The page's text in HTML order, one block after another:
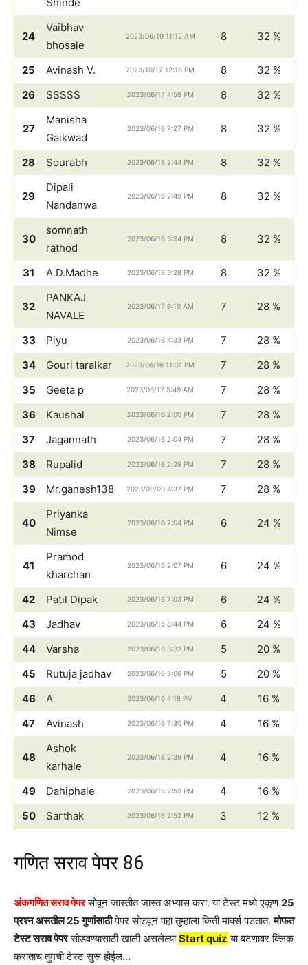
24
Vaibhav
bhosale
2023/06/19 11:12 AM 8 32 %
25 Avinash V. 2023/10/17 12:18 PM 8
32 %
26
SSSSS 2023/06/17 4:58 PM 8 32 %
27
Manisha
Gaikwad
2023/06/16 7:27 PM 8 32 %
28 Sourabh 2023/06/16 2:44 PM 8 32 %
29
Dipali
Nandanwa
2023/06/16 2:49 PM 8 32 %
30
somnath
rathod
2023/06/16 3:24 PM 8 32 %
31 A.D.Madhe 2023/06/16 3:28 PM 8 32 %
32
PANKAJ
NAVALE
2023/06/17 9:19 AM 7 28 %
33 Piyu 2023/06/16 4:33 PM 7
28 %
34
Gouri taralkar 2023/06/16 11:31 PM 7
28 %
35
Geeta p 2023/06/17 5:49 AM 7
28 %
36
Kaushal 2023/06/16 2:00 PM 7
28 %
37
Jagannath 2023/06/16 2:04 PM 7
28 %
38
Rupalid 2023/06/16 2:29 PM 7
28 %
39
Mr.ganesh138 2023/09/03 4:37 PM 7 28 %
40
Priyanka
Nimse
2023/06/16 2:04 PM 6 24 %
41
Pramod
kharchan
2023/06/16 2:07 PM 6 24 %
42 Patil Dipak 2023/06/16 7:03 PM 6
24 %
43
Jadhav 2023/06/16 8:44 PM 6
24 %
44
Varsha 2023/06/16 3:32 PM 5
20 %
45
Rutuja jadhav 2023/06/16 3:06 PM 5
20 %
46
A 2023/06/16 4:18 PM 4
16 %
47
Avinash 2023/06/16 7:30 PM 4 16 %
48
Ashok
karhale
2023/06/16 2:39 PM 4 16 %
49 Dahiphale 2023/06/16 2:59 PM 4
16 %
50
Sarthak 2023/06/16 2:52 PM 3 12 %
गणित सराव पेपर 86
अंकगणित सराव पेपरसोवून जास्तीत जास्त अभ्यास करा. या टेस्ट मध्ये एकूण25
प्रश्न असतील 25 गुणांसाठीपेपर सोडवून पहा तुम्हाला किती मार्क्स पडतात.मोफत
टेस्ट सराव पेपरसोडवण्यासाठी खाली असलेल्याStart quiz या बटणावर क्लिक
कराताच तुमची टेस्ट सुरू होईल…